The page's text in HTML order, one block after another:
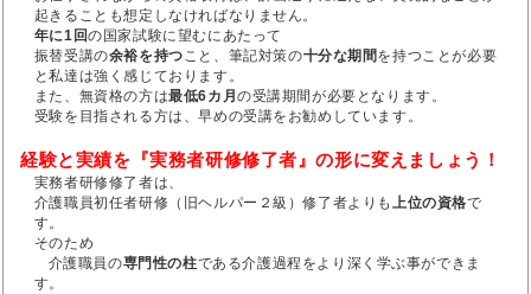
起きることも想定しなければなりません。
年に1回の国家試験に望むにあたって
振替受講の余裕を持つこと、筆記対策の十分な期間を持つことが必要
と私達は強く感じております。
また、無資格の方は最低6カ月の受講期間が必要となります。
受験を目指される方は、早めの受講をお勧めしています。
経験と実績を『実務者研修修了者』の形に変えましょう！
実務者研修修了者は、
介護職員初任者研修（旧ヘルパー２級）修了者よりも上位の資格で
す。
そのため
介護職員の専門性の柱である介護過程をより深く学ぶ事ができま
す。